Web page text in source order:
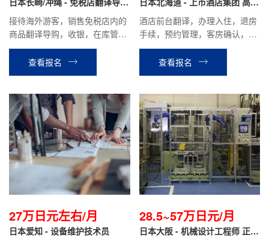
月
正社员
接待海外游客，销售免税店内的
商品翻译导购，收银，在库管理
等工作。
查看报名
元/年
度假酒店 正社员
酒店前台翻译，办理入住，退房
手续，预约管理，客房确认，餐
厅接待等相关工作。
查看报名
27万日元左右/月
日本爱知 - 设备维护技术员
28.5~57万日元/月
日本大阪 - 机械设计工程师 正社